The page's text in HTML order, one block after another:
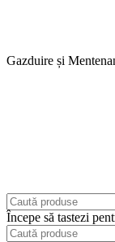
Gazduire și
Începe să tastezi